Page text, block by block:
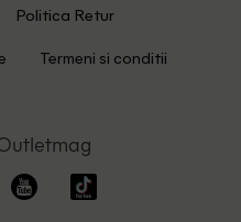
Politica Retur
Termeni si conditii